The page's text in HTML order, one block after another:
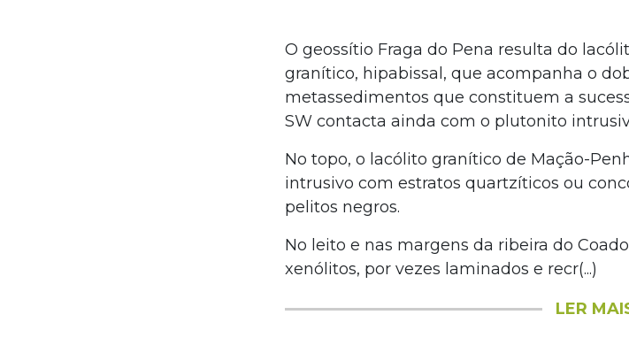
O geossítio Fraga do Pena resulta do
granítico, hipabissal, que acompanha o
metassedimentos que constituem a
SW contacta ainda com o plutonito
No topo, o lacólito granítico de Mação-
intrusivo com estratos quartzíticos ou
pelitos negros.
No leito e nas margens da ribeira do
xenólitos, por vezes laminados e recr(...)
LER